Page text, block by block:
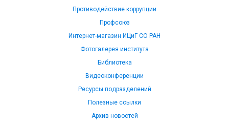
Противодействие коррупции
Профсоюз
Интернет-магазин ИЦиГ СО РАН
Фотогалерея института
Библиотека
Видеоконференции
Ресурсы подразделений
Полезные ссылки
Архив новостей